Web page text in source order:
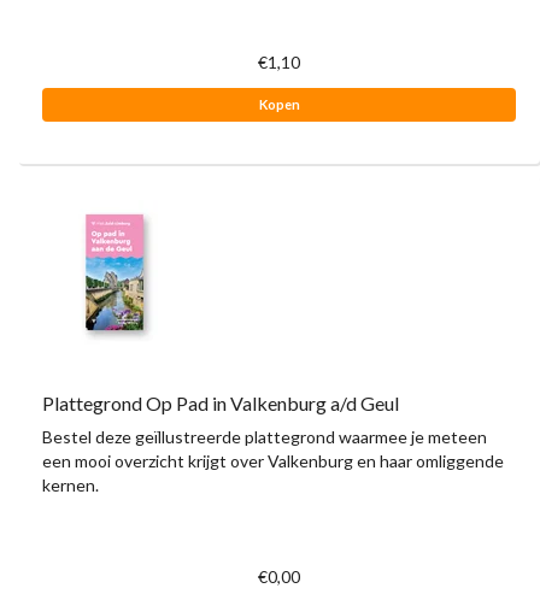
€1,10
Kopen
Plattegrond Op Pad in Valkenburg a/d Geul
Bestel deze geïllustreerde plattegrond waarmee je meteen
een mooi overzicht krijgt over Valkenburg en haar omliggende
kernen.
€0,00